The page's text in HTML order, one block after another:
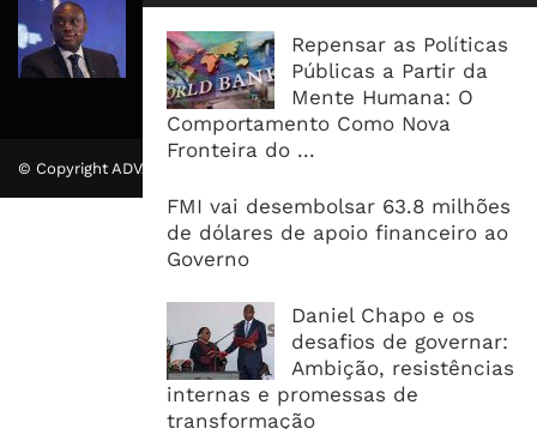
Repensar as Políticas
Públicas a Partir da
Mente Humana: O
Comportamento Como Nova
Fronteira do ...
FMI vai desembolsar 63.8 milhões
de dólares de apoio financeiro ao
Governo
Daniel Chapo e os
desafios de governar:
Ambição, resistências
internas e promessas de
transformação
CEO do Standard Bank pede ao
Governo que “saia do caminho” e
facilite os negócios
© Copyright ADVALUE. Todos Direitos Reservados.